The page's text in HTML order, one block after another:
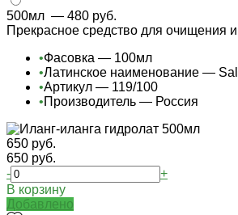
500мл — 480 руб.
Прекрасное средство для очищения
•Фасовка — 100мл
•Латинское наименование —
•Артикул — 119/100
•Производитель — Россия
650 руб.
650 руб.
-
+
В корзину
Добавлено